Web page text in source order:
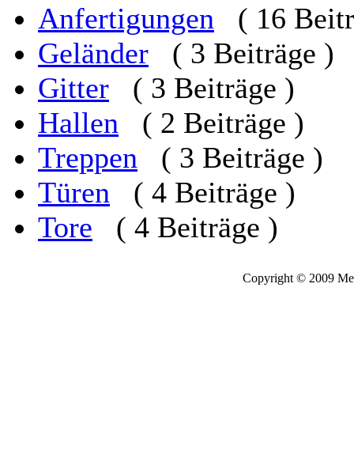
Anfertigungen
( 16
Geländer
( 3 Beiträge )
Gitter
( 3 Beiträge )
Hallen
( 2 Beiträge )
Treppen
( 3 Beiträge )
Türen
( 4 Beiträge )
Tore
( 4 Beiträge )
Copyright © 2009